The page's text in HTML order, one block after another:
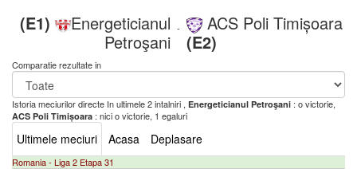
(E1)
Energeticianul
Petroşani
-
ACS Poli Timișoara
(E2)
Comparatie rezultate in
Istoria meciurilor directe In ultimele 2 intalniri , Energeticianul Petroşani : o victorie,
ACS Poli Timișoara : nici o victorie, 1 egaluri
Ultimele meciuri Acasa Deplasare
Romania - Liga 2 Etapa 31